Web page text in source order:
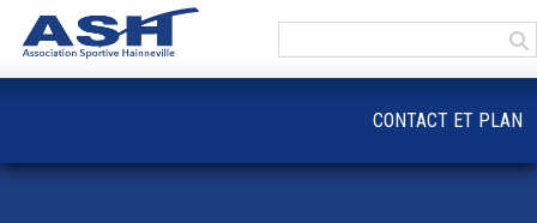
CONTACT ET PLAN
Panneau de gestion des cookies